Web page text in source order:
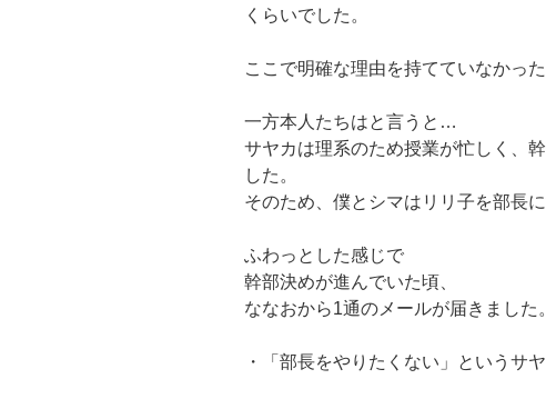
くらいでした。
ここで明確な理由を持てていなかっ
一方本人たちはと言うと…
サヤカは理系のため授業が忙しく、
した。
そのため、僕とシマはリリ子を部長
ふわっとした感じで
幹部決めが進んでいた頃、
ななおから1通のメールが届きました。
・「部長をやりたくない」 というサ